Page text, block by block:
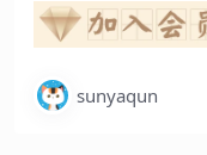
sunyaqun